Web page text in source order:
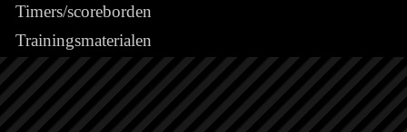
Timers/scoreborden
Trainingsmaterialen